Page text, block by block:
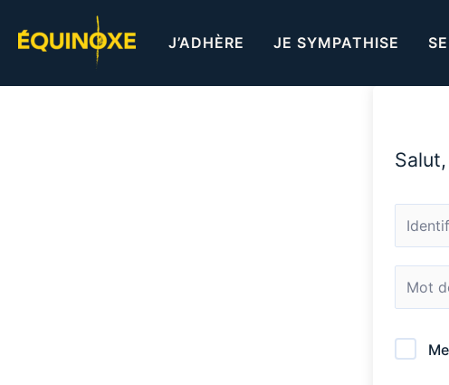
J’ADHÈRE JE SYMPATHISE